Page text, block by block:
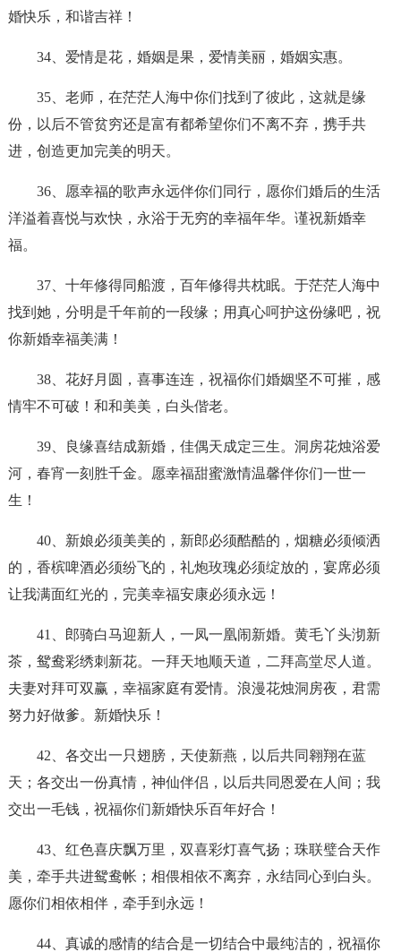
婚快乐，和谐吉祥！
34、爱情是花，婚姻是果，爱情美丽，婚姻实惠。
35、老师，在茫茫人海中你们找到了彼此，这就是缘
份，以后不管贫穷还是富有都希望你们不离不弃，携手共
进，创造更加完美的明天。
36、愿幸福的歌声永远伴你们同行，愿你们婚后的生活
洋溢着喜悦与欢快，永浴于无穷的幸福年华。谨祝新婚幸
福。
37、十年修得同船渡，百年修得共枕眠。于茫茫人海中
找到她，分明是千年前的一段缘；用真心呵护这份缘吧，祝
你新婚幸福美满！
38、花好月圆，喜事连连，祝福你们婚姻坚不可摧，感
情牢不可破！和和美美，白头偕老。
39、良缘喜结成新婚，佳偶天成定三生。洞房花烛浴爱
河，春宵一刻胜千金。愿幸福甜蜜激情温馨伴你们一世一
生！
40、新娘必须美美的，新郎必须酷酷的，烟糖必须倾洒
的，香槟啤酒必须纷飞的，礼炮玫瑰必须绽放的，宴席必须
让我满面红光的，完美幸福安康必须永远！
41、郎骑白马迎新人，一凤一凰闹新婚。黄毛丫头沏新
茶，鸳鸯彩绣刺新花。一拜天地顺天道，二拜高堂尽人道。
夫妻对拜可双赢，幸福家庭有爱情。浪漫花烛洞房夜，君需
努力好做爹。新婚快乐！
42、各交出一只翅膀，天使新燕，以后共同翱翔在蓝
天；各交出一份真情，神仙伴侣，以后共同恩爱在人间；我
交出一毛钱，祝福你们新婚快乐百年好合！
43、红色喜庆飘万里，双喜彩灯喜气扬；珠联璧合天作
美，牵手共进鸳鸯帐；相偎相依不离弃，永结同心到白头。
愿你们相依相伴，牵手到永远！
44、真诚的感情的结合是一切结合中最纯洁的，祝福你